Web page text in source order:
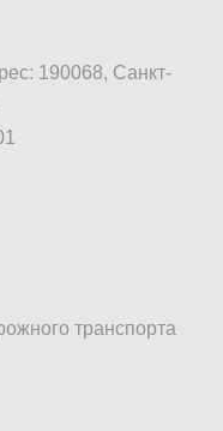
190068, Санкт-
транспорта